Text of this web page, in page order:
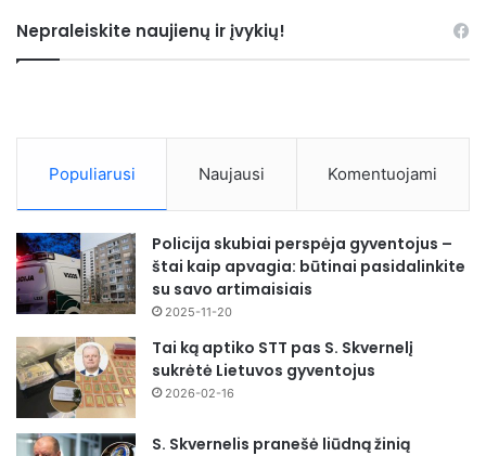
Nepraleiskite naujienų ir įvykių!
Populiarusi Naujausi Komentuojami
Policija skubiai perspėja gyventojus –
štai kaip apvagia: būtinai pasidalinkite
su savo artimaisiais
2025-11-20
Tai ką aptiko STT pas S. Skvernelį
sukrėtė Lietuvos gyventojus
2026-02-16
S. Skvernelis pranešė liūdną žinią